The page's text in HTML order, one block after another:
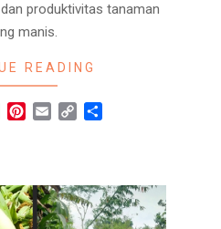
produktivitas tanaman
manis.
READING
WhatsApp
Pinterest
Email Copy